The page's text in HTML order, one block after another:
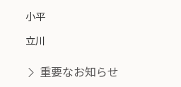
小平
立川
重要なお知らせ